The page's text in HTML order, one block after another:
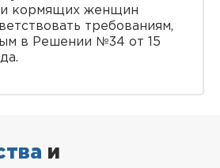
кормящих женщин
требованиям,
в Решении №34 от 15
и